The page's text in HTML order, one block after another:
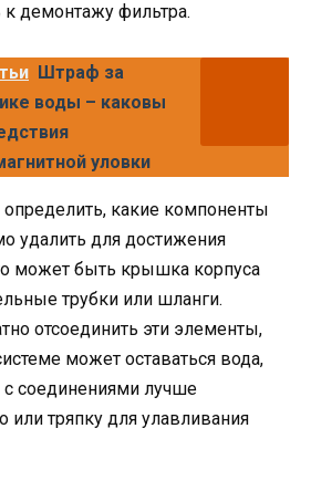
к демонтажу фильтра.
Штраф за
воды – каковы
уловки
какие компоненты
удалить для достижения
может быть крышка корпуса
трубки или шланги.
отсоединить эти элементы,
может оставаться вода,
с соединениями лучше
или тряпку для улавливания